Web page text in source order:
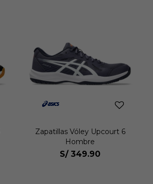
Zapatillas Vóley Upcourt 6
Hombre
S/ 349.90